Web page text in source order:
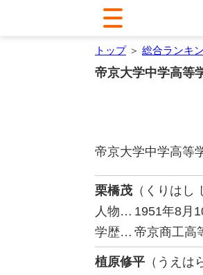
トップ＞ 総合ランキ
帝京大学中学高等
帝京大学中学高等
栗橋茂 （くりはし
人物… 1951年8月
学歴… 帝京商工高
植原修平 （うえは